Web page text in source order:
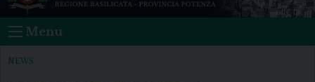
Menu
NEWS